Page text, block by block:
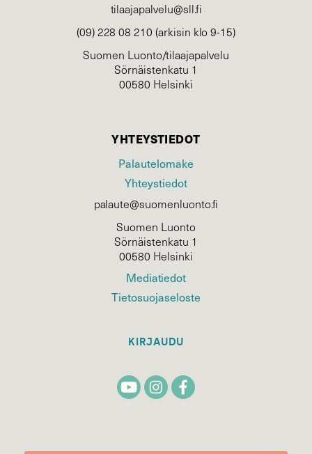
tilaajapalvelu@sll.fi
(09) 228 08 210 (arkisin klo 9-15)
Suomen Luonto/tilaajapalvelu
Sörnäistenkatu 1
00580 Helsinki
YHTEYSTIEDOT
Palautelomake
Yhteystiedot
palaute@suomenluonto.fi
Suomen Luonto
Sörnäistenkatu 1
00580 Helsinki
Mediatiedot
Tietosuojaseloste
KIRJAUDU